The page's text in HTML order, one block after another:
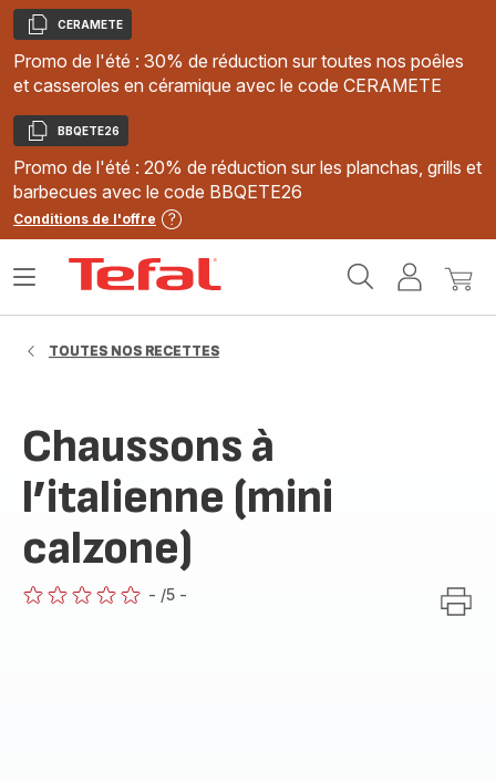
Copier
CERAMETE
Promo de l'été : 30% de réduction sur toutes nos poêles
et casseroles en céramique avec le code CERAMETE
Copier
BBQETE26
Promo de l'été : 20% de réduction sur les planchas, grills et
barbecues avec le code BBQETE26
Conditions de l'offre
MonMon
Ouvrir
TOUTES NOS RECETTES
Chaussons à
l’italienne (mini
calzone)
- /5 -